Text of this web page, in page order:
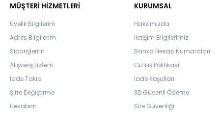
MÜŞTERİ HİZMETLERİ
Üyelik Bilgilerim
Adres Bilgilerim
Siparişlerim
Alışveriş Listem
İade Takip
Şifre Değiştirme
Hesabım
KURUMSAL
Hakkımızda
İletişim Bilgilerimiz
Banka Hesap Numaraları
Gizlilik Politikası
İade Koşulları
3D Güvenli Ödeme
Site Güvenliği